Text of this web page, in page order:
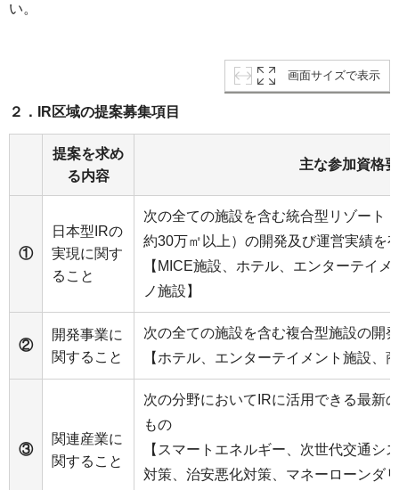
い。
画面サイズで表示
２．IR区域の提案募集項目
提案を求め
る内容
主な参加資格
①
日本型IRの
実現に関す
ること
次の全ての施設を含む統合型リゾート
約30万㎡以上）の開発及び運営実績を
【MICE施設、ホテル、エンターテイ
ノ施設】
②
開発事業に
関すること
次の全ての施設を含む複合型施設の開
【ホテル、エンターテイメント施設、
③
関連産業に
関すること
次の分野においてIRに活用できる最新
もの
【スマートエネルギー、次世代交通シ
対策、治安悪化対策、マネーローンダ